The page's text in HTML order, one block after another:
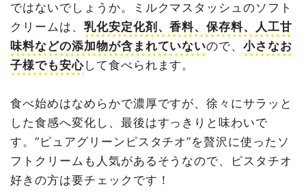
ではないでしょうか。ミルクマスタッシュのソフト
クリームは、 乳化安定化剤、香料、保存料、人工甘
味料などの添加物が含まれていないので、小さなお
子様でも安心して食べられます。
食べ始めはなめらかで濃厚ですが、徐々にサラッと
した食感へ変化し、最後はすっきりと味わいで
す。“ピュアグリーンピスタチオ”を贅沢に使ったソ
フトクリームも人気があるそうなので、ピスタチオ
好きの方は要チェックです！